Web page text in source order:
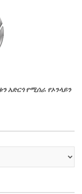
አድርጎ የሚሰራ የኦንላይን